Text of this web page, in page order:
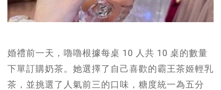
婚禮前一天，嚕嚕根據每桌 10 人共 10 桌的數量
下單訂購奶茶。她選擇了自己喜歡的霸王茶姬輕乳
茶，並挑選了人氣前三的口味，糖度統一為五分